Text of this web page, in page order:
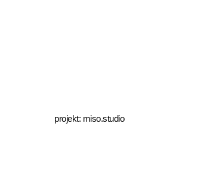
projekt: miso.studio